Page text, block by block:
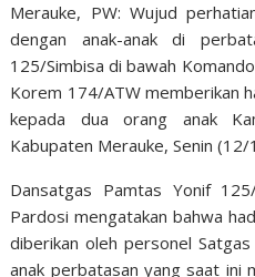
Merauke, PW: Wujud
dengan anak-anak di
125/Simbisa di bawah
Korem 174/ATW memberikan
kepada dua orang anak
Kabupaten Merauke, Senin
Dansatgas Pamtas Yonif
Pardosi mengatakan bahwa
diberikan oleh personel
anak perbatasan yang saat ini